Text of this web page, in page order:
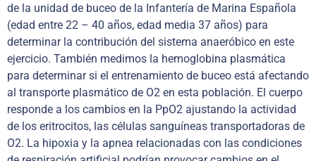
de la unidad de buceo de la Infantería de Marina Española
(edad entre 22 – 40 años, edad media 37 años) para
determinar la contribución del sistema anaeróbico en este
ejercicio. También medimos la hemoglobina plasmática
para determinar si el entrenamiento de buceo está afectando
al transporte plasmático de O2 en esta población. El cuerpo
responde a los cambios en la PpO2 ajustando la actividad
de los eritrocitos, las células sanguíneas transportadoras de
O2. La hipoxia y la apnea relacionadas con las condiciones